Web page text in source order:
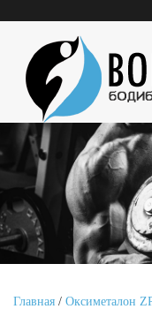
Главная / Оксиметалон